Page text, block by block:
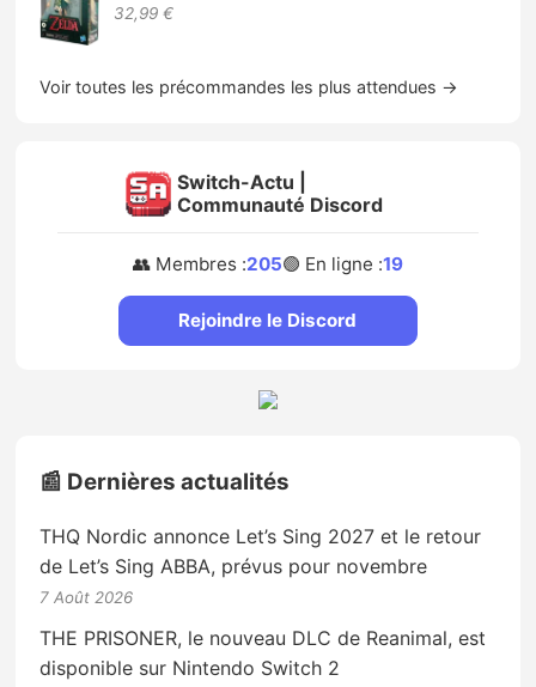
32,99 €
Voir toutes les précommandes les plus attendues →
Switch-Actu |
Communauté Discord
👥 Membres :205🟢 En ligne :19
Rejoindre le Discord
📰 Dernières actualités
THQ Nordic annonce Let’s Sing 2027 et le retour
de Let’s Sing ABBA, prévus pour novembre
7 Août 2026
THE PRISONER, le nouveau DLC de Reanimal, est
disponible sur Nintendo Switch 2